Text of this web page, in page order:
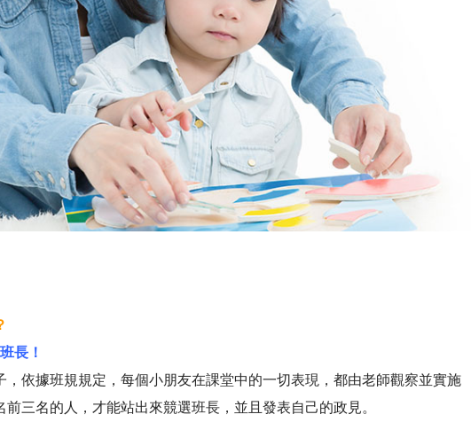
長！
，依據班規規定，每個小朋友在課堂中的一切表現，都由老師觀察並實施
三名的人，才能站出來競選班長，並且發表自己的政見。